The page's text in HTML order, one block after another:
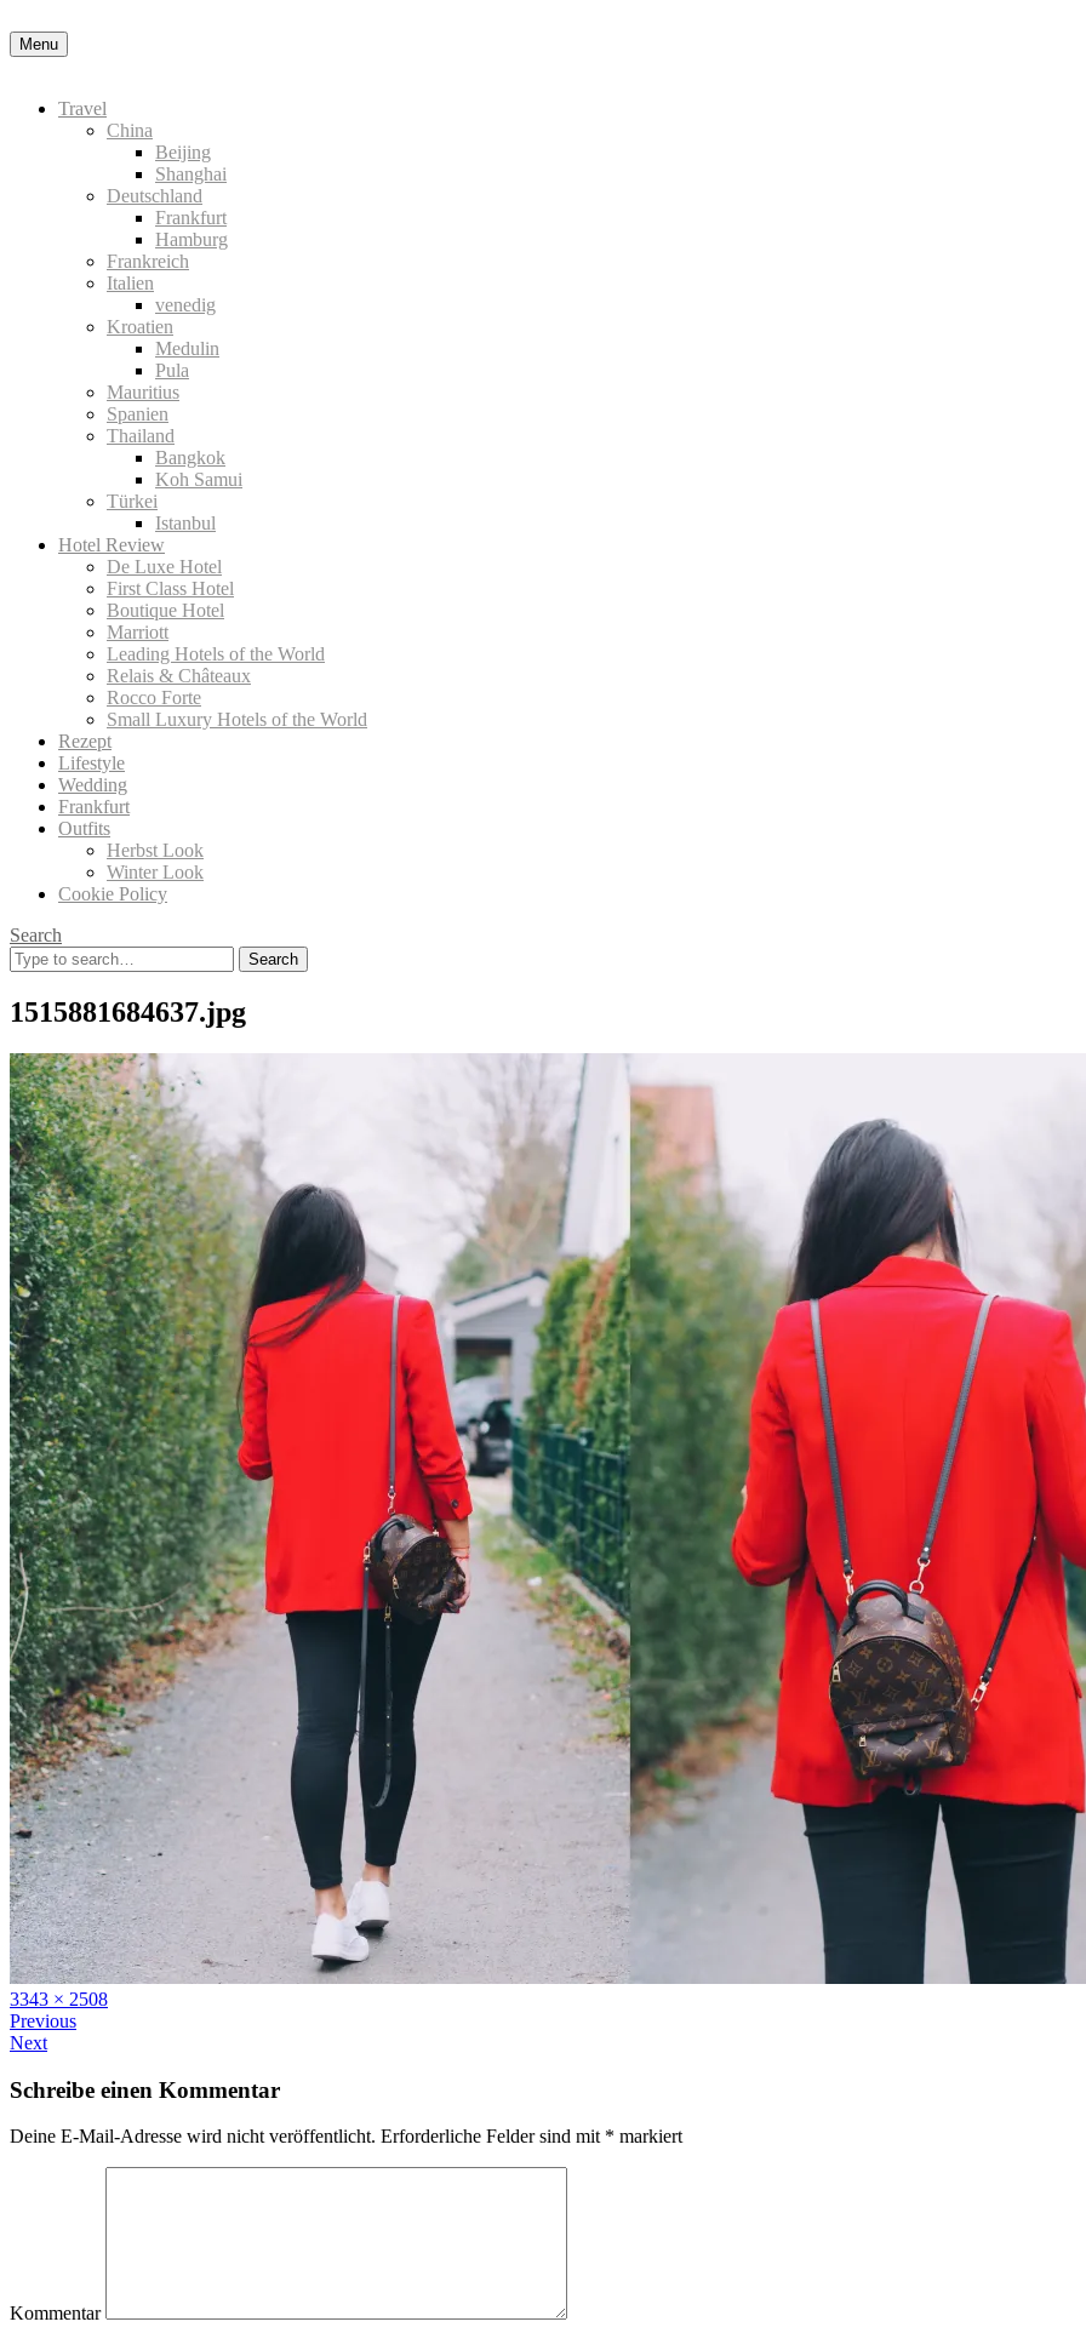
Menu
Travel
China
Beijing
Shanghai
Deutschland
Frankfurt
Hamburg
Frankreich
Italien
venedig
Kroatien
Medulin
Pula
Mauritius
Spanien
Thailand
Bangkok
Koh Samui
Türkei
Istanbul
Hotel Review
De Luxe Hotel
First Class Hotel
Boutique Hotel
Marriott
Leading Hotels of the World
Relais & Châteaux
Rocco Forte
Small Luxury Hotels of the World
Rezept
Lifestyle
Wedding
Frankfurt
Outfits
Herbst Look
Winter Look
Cookie Policy
Search
Search
for:
1515881684637.jpg
Full
size
3343 × 2508
Previous
Next
Schreibe einen Kommentar
Deine E-Mail-Adresse wird nicht veröffentlicht. Erforderliche Felder sind mit * markiert
Kommentar